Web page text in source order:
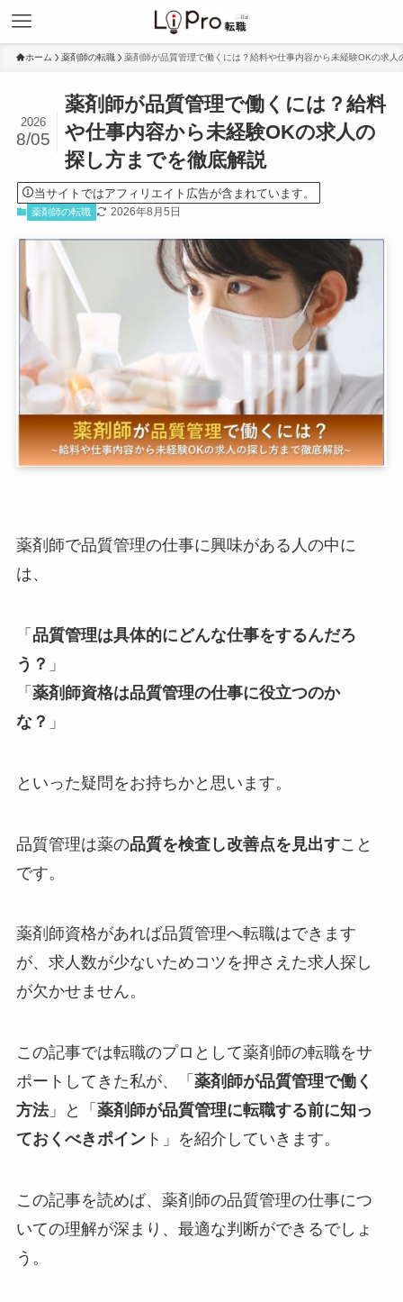
ホーム 薬剤師の転職 薬剤師が品質管理で働くには？給料や仕事内容から未経験OKの求人
薬剤師が品質管理で働くには？給料
や仕事内容から未経験OKの求人の
探し方までを徹底解説
2026
8/05
当サイトではアフィリエイト広告が含まれています。
薬剤師の転職 2026年8月5日
薬剤師で品質管理の仕事に興味がある人の中に
は、
「 品質管理は具体的にどんな仕事をするんだろ
う？ 」
「 薬剤師資格は品質管理の仕事に役立つのか
な？ 」
といった疑問をお持ちかと思います。
品質管理は薬の品質を検査し改善点を見出すこと
です。
薬剤師資格があれば品質管理へ転職はできます
が、求人数が少ないためコツを押さえた求人探し
が欠かせません。
この記事では転職のプロとして薬剤師の転職をサ
ポートしてきた私が、「 薬剤師が品質管理で働く
方法」と「 薬剤師が品質管理に転職する前に知っ
ておくべきポイント」を紹介していきます。
この記事を読めば、薬剤師の品質管理の仕事につ
いての理解が深まり、最適な判断ができるでしょ
う。